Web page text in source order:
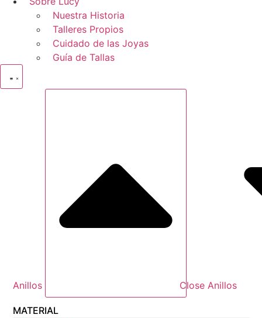
Nuestra Historia
Talleres Propios
Cuidado de las Joyas
Guía de Tallas
Anillos Close Anillos
MATERIAL